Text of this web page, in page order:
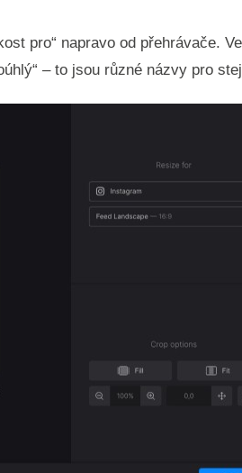
pro“ napravo od přehrávače.
– to jsou různé názvy pro